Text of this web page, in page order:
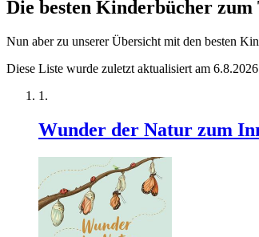
Die besten Kinderbücher zum
Nun aber zu unserer Übersicht mit den besten
Diese Liste wurde zuletzt aktualisiert am
Wunder der Natur zum